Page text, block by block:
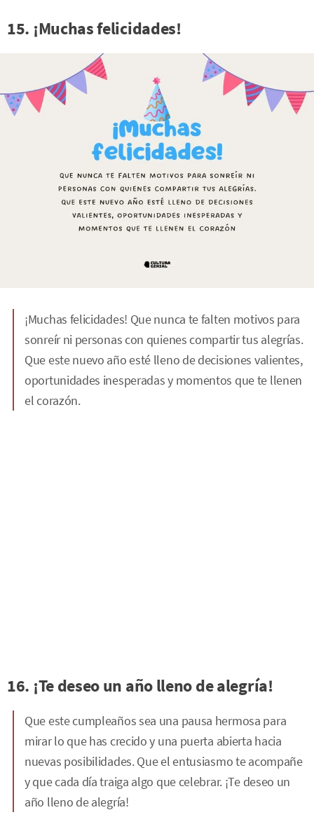
15. ¡Muchas felicidades!
¡Muchas felicidades! Que nunca te falten motivos para
sonreír ni personas con quienes compartir tus alegrías.
Que este nuevo año esté lleno de decisiones valientes,
oportunidades inesperadas y momentos que te llenen
el corazón.
16. ¡Te deseo un año lleno de alegría!
Que este cumpleaños sea una pausa hermosa para
mirar lo que has crecido y una puerta abierta hacia
nuevas posibilidades. Que el entusiasmo te acompañe
y que cada día traiga algo que celebrar. ¡Te deseo un
año lleno de alegría!